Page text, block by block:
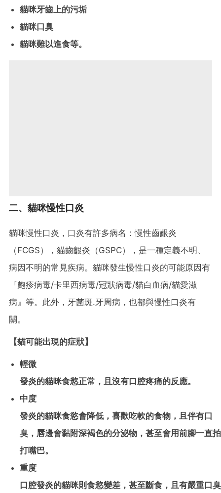
貓咪牙齒上的污垢
貓咪口臭
貓咪難以進食等。
二、貓咪慢性口炎
貓咪慢性口炎，口炎有許多病名：慢性齒齦炎
（FCGS），貓齒齦炎（GSPC），是一種定義不明、
病因不明的常見疾病。貓咪發生慢性口炎的可能原因有
『皰疹病毒/卡里西病毒/冠狀病毒/貓白血病/貓愛滋
病』等。此外，牙菌斑.牙周病，也都與慢性口炎有
關。
【貓可能出現的症狀】
輕微
發炎的貓咪食慾正常，且沒有口腔疼痛的反應。
中度
發炎的貓咪食慾會降低，喜歡吃軟的食物，且伴有口
臭，唇邊會黏附深褐色的分泌物，甚至會用前腳一直拍
打嘴巴。
重度
口腔發炎的貓咪則食慾變差，甚至斷食，且有嚴重口臭